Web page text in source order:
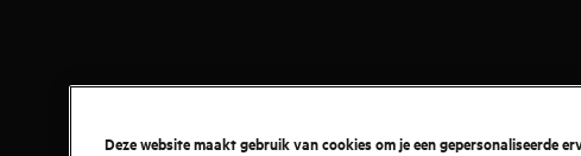
Deze website maakt gebruik van cookies om je een gepersonaliseerde